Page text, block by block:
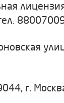
лицензия
г.